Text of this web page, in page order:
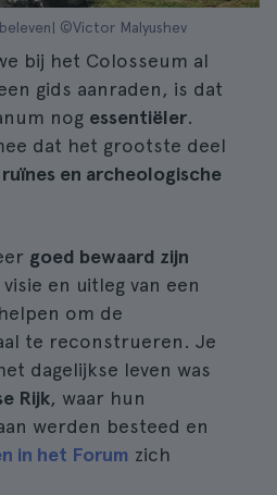
©Victor Malyushev
bij het Colosseum al
gids aanraden, is dat
nog essentiëler.
dat het grootste deel
ruïnes en archeologische
goed bewaard zijn
en uitleg van een
om de
te reconstrueren. Je
dagelijkse leven was
Rijk, waar hun
werden besteed en
in het Forum zich